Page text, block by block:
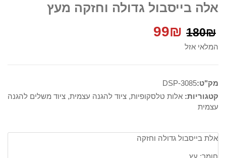
אלה בייסבול גדולה וחזקה מעץ
180₪
המחיר
180₪.
99₪
המלאי אזל
מק"ט:DSP-3085
קטגוריות: אלות טלסקופיות, ציוד להגנה עצמית, ציוד משלים להגנה
עצמית
אלת בייסבול גדולה וחזקה